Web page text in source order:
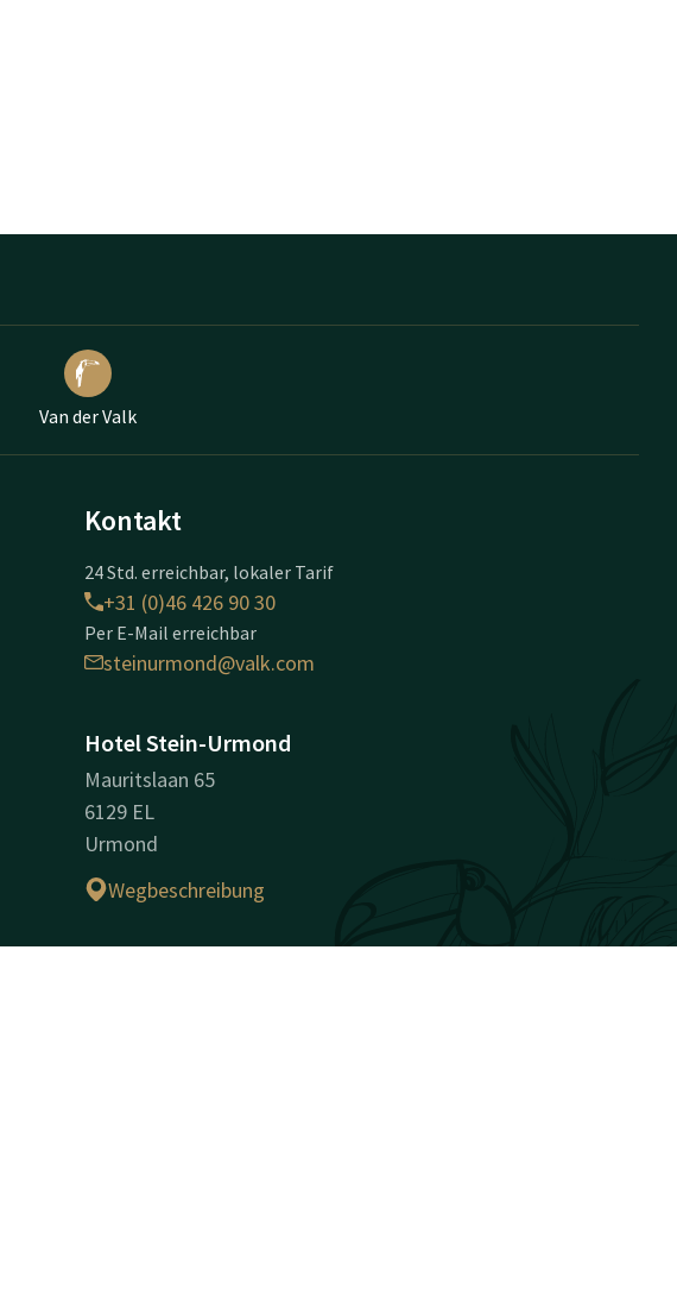
Van der Valk
Kontakt
24 Std. erreichbar, lokaler Tarif
+31 (0)46 426 90 30
Per E-Mail erreichbar
steinurmond@valk.com
Hotel Stein-Urmond
Mauritslaan 65
6129 EL
Urmond
Wegbeschreibung